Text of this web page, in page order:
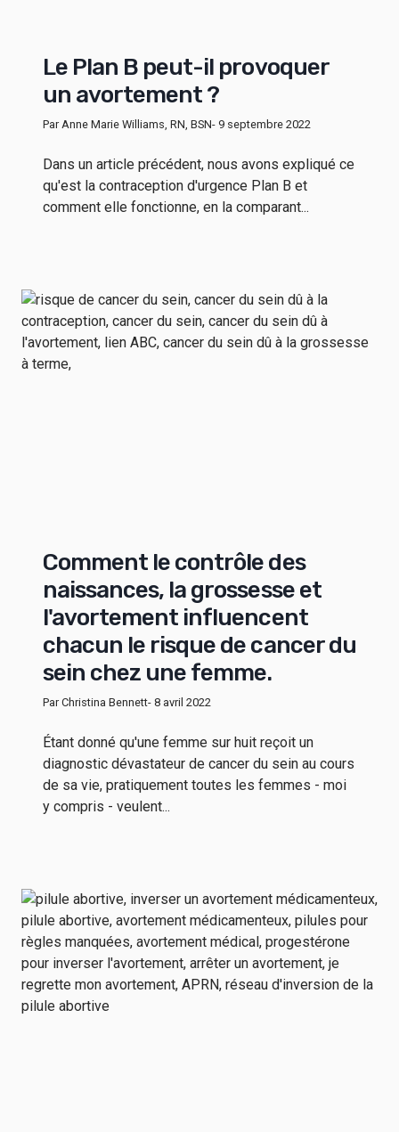
Le Plan B peut-il provoquer
un avortement ?
Par Anne Marie Williams, RN, BSN- 9 septembre 2022
Dans un article précédent, nous avons expliqué ce
qu'est la contraception d'urgence Plan B et
comment elle fonctionne, en la comparant...
Comment le contrôle des
naissances, la grossesse et
l'avortement influencent
chacun le risque de cancer du
sein chez une femme.
Par Christina Bennett- 8 avril 2022
Étant donné qu'une femme sur huit reçoit un
diagnostic dévastateur de cancer du sein au cours
de sa vie, pratiquement toutes les femmes - moi
y compris - veulent...